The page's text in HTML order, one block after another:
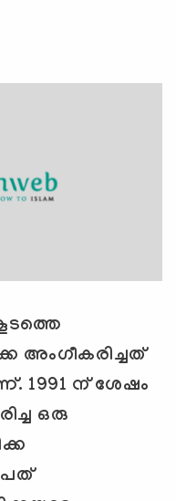
അംഗീകരിച്ചത്
1991 ന് ശേഷം
ഒരു